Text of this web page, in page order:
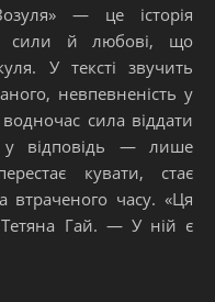
— це історія
сили й любові, що
У тексті звучить
невпевненість у
сила віддати
у відповідь — лише
кувати, стає
втраченого часу. «Ця
Тетяна Гай. — У ній є